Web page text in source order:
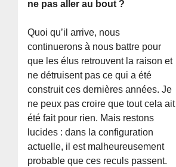
ne pas aller au bout ?
Quoi qu’il arrive, nous
continuerons à nous battre pour
que les élus retrouvent la raison et
ne détruisent pas ce qui a été
construit ces dernières années. Je
ne peux pas croire que tout cela ait
été fait pour rien. Mais restons
lucides : dans la configuration
actuelle, il est malheureusement
probable que ces reculs passent.